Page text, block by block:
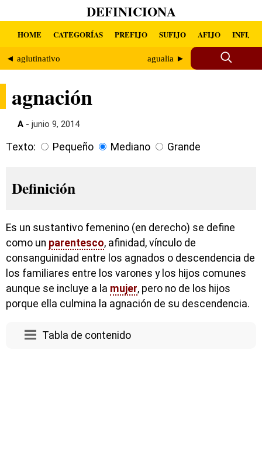
DEFINICIONA
HOME CATEGORÍAS PREFIJO SUFIJO AFIJO INFIJO
◄ aglutinativo agualia ►
agnación
A - junio 9, 2014
Texto: Pequeño Mediano Grande
Definición
Es un sustantivo femenino (en derecho) se define
como un parentesco, afinidad, vínculo de
consanguinidad entre los agnados o descendencia de
los familiares entre los varones y los hijos comunes
aunque se incluye a la mujer, pero no de los hijos
porque ella culmina la agnación de su descendencia.
Tabla de contenido